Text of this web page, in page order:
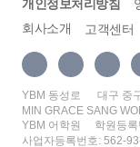
개인정보처리방침
회사소개
고객센터
YBM 동성로 대구 중
MIN GRACE SANG
YBM 어학원
학원등
사업자등록번호: 562-